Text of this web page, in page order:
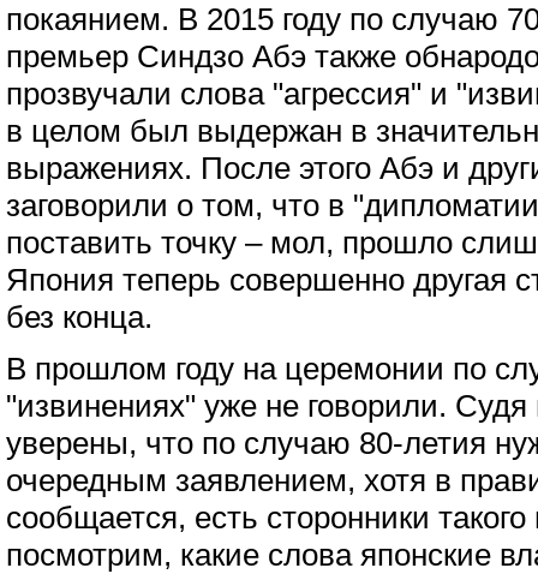
покаянием. В 2015 году по случаю
премьер Синдзо Абэ также
прозвучали слова "агрессия" и
в целом был выдержан в
выражениях. После этого Абэ и
заговорили о том, что в
поставить точку – мол, прошло
Япония теперь совершенно другая
без конца.
В прошлом году на церемонии по
"извинениях" уже не говорили. Судя
уверены, что по случаю 80-летия
очередным заявлением, хотя в
сообщается, есть сторонники
посмотрим, какие слова японские